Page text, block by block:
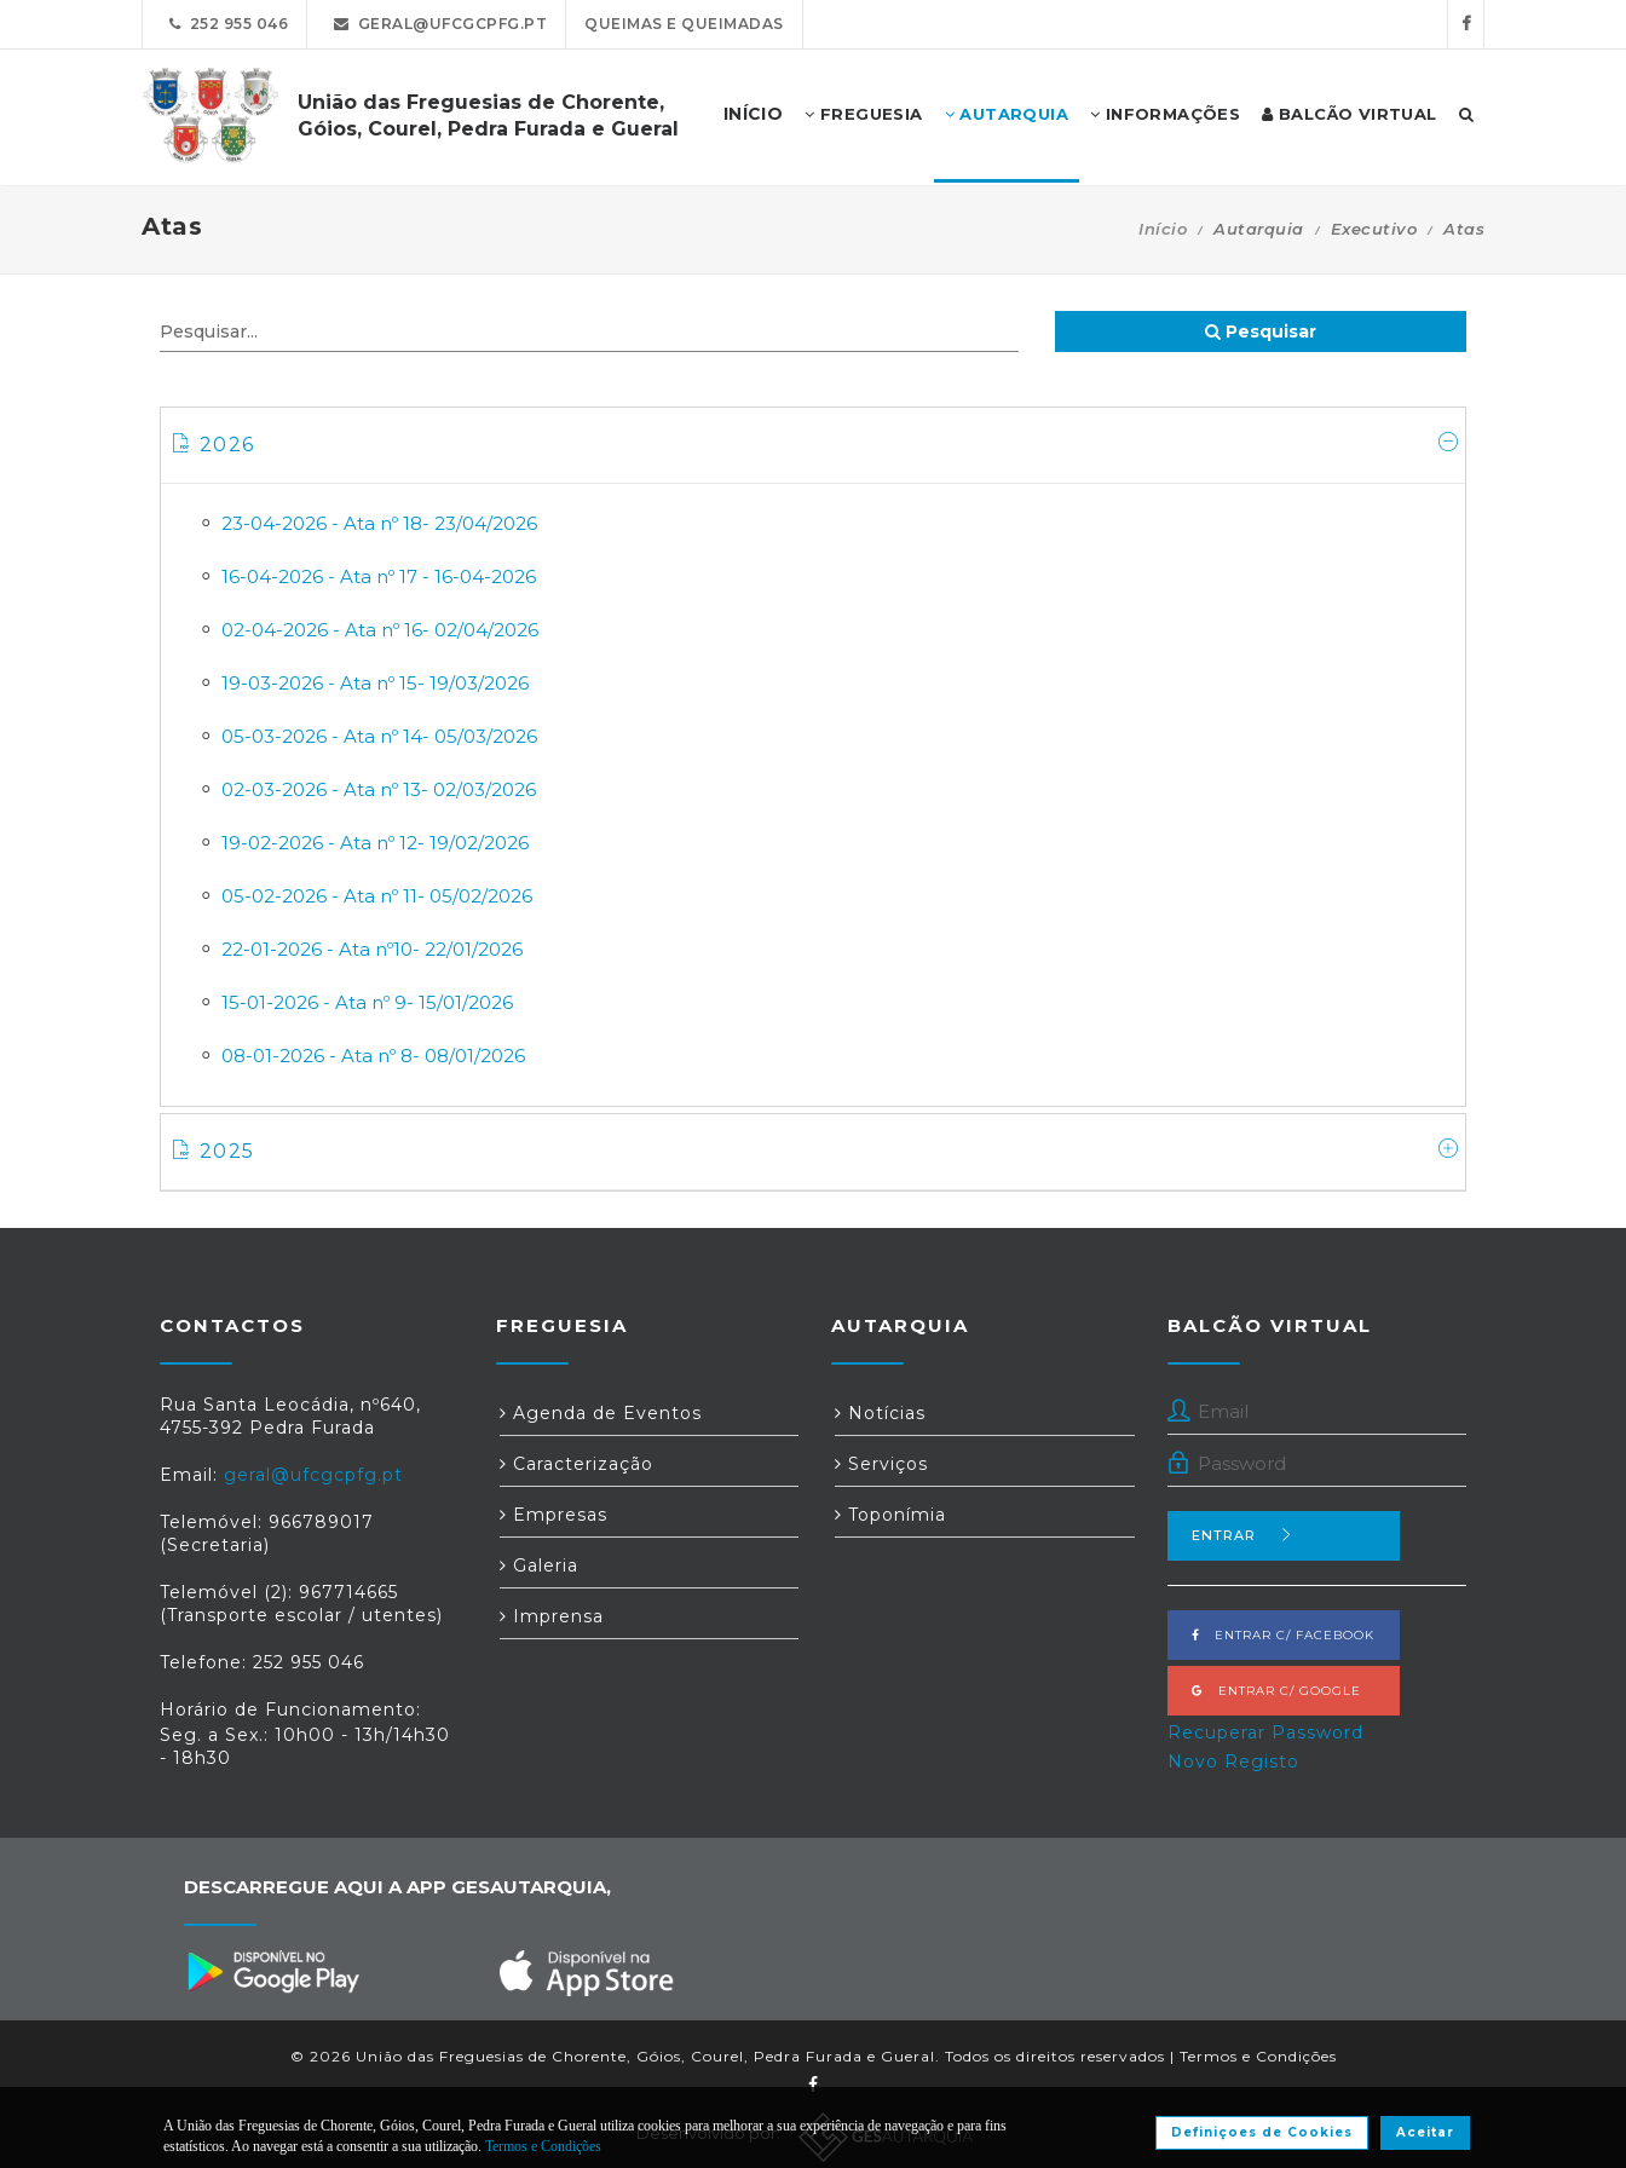
252 955 046 GERAL@UFCGCPFG.PT QUEIMAS E QUEIMADAS
União das Freguesias de Chorente,
Góios, Courel, Pedra Furada e Gueral
INÍCIO FREGUESIA AUTARQUIA INFORMAÇÕES BALCÃO VIRTUAL
Atas Início Autarquia Executivo Atas
Pesquisar
2026
23-04-2026 - Ata nº 18- 23/04/2026
16-04-2026 - Ata nº 17 - 16-04-2026
02-04-2026 - Ata nº 16- 02/04/2026
19-03-2026 - Ata nº 15- 19/03/2026
05-03-2026 - Ata nº 14- 05/03/2026
02-03-2026 - Ata nº 13- 02/03/2026
19-02-2026 - Ata nº 12- 19/02/2026
05-02-2026 - Ata nº 11- 05/02/2026
22-01-2026 - Ata nº10- 22/01/2026
15-01-2026 - Ata nº 9- 15/01/2026
08-01-2026 - Ata nº 8- 08/01/2026
2025
CONTACTOS
Rua Santa Leocádia, nº640,
4755-392 Pedra Furada
Email: geral@ufcgcpfg.pt
Telemóvel: 966789017
(Secretaria)
Telemóvel (2): 967714665
(Transporte escolar / utentes)
Telefone: 252 955 046
Horário de Funcionamento:
Seg. a Sex.: 10h00 - 13h/14h30
- 18h30
FREGUESIA
Agenda de Eventos
Caracterização
Empresas
Galeria
Imprensa
AUTARQUIA
Notícias
Serviços
Toponímia
BALCÃO VIRTUAL
ENTRAR
ENTRAR C/ FACEBOOK
ENTRAR C/ GOOGLE
Recuperar Password
Novo Registo
DESCARREGUE AQUI A APP GESAUTARQUIA,
© 2026 União das Freguesias de Chorente, Góios, Courel, Pedra Furada e Gueral. Todos os direitos reservados | Termos e Condições
Desenvolvido por:
A União das Freguesias de Chorente, Góios, Courel, Pedra Furada e Gueral utiliza cookies para melhorar a sua experiência de navegação e para fins
estatísticos. Ao navegar está a consentir a sua utilização. Termos e Condições
Aceitar
Definiçoes de Cookies